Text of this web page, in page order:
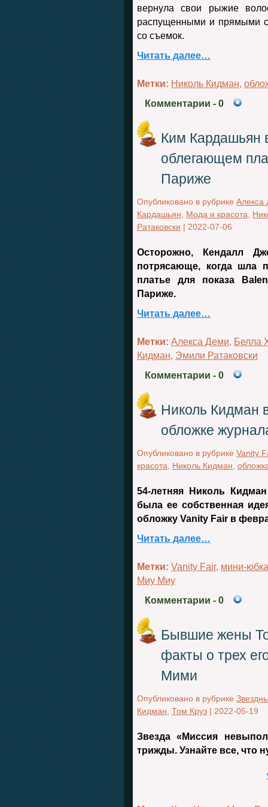
вернула свои рыжие
распущенными и прямыми
со съемок.
Читать далее…
Метки: Николь Кидман,
Комментарии - 0
Ким Кардашьян
облегающем
Париже
Опубликовано в рубрике Алекса
Кардашьян
Мода и красота
Ратаковски | 2022-07-06
Осторожно, Кендалл
потрясающе, когда шла
платье для показа
Париже.
Читать далее…
Метки: Алекса Деми, Белла
Кидман, Эмили Ратаковски
Комментарии - 0
Николь Кидман
обложке
Опубликовано в рубрике Vanity
красота
Николь Кидман
54-летняя Николь
была ее собственная
обложку Vanity Fair в
Читать далее…
Метки: Vanity Fair, мини-юбка
Миу Миу
Комментарии - 0
Бывшие жены
факты о трех
Мими
Опубликовано в рубрике
Кидман Том Круз | 2022-05-19
Звезда «Миссия
трижды. Узнайте все, что